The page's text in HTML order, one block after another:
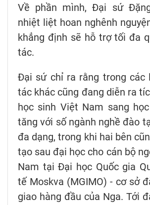
Về phần mình, Đại sứ
nhiệt liệt hoan nghênh
khẳng định sẽ hỗ trợ tối đa
tác.
Đại sứ chỉ ra rằng trong các
tác khác cũng đang diễn ra
học sinh Việt Nam sang
tăng với số ngành nghề đào
đa dạng, trong khi hai bên
tạo sau đại học cho cán bộ
Nam tại Đại học Quốc gia
tế Moskva (MGIMO) - cơ sở
giao hàng đầu của Nga. Tới